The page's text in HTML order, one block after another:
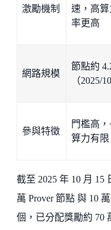
激勵機制
速，高
率更高
網路規模
節點約
（2025/10
參與特徵
門檻高
算力有限
截至 2025 年 10 月 15
萬 Prover 節點 與 10
個，已分配獎勵約 70